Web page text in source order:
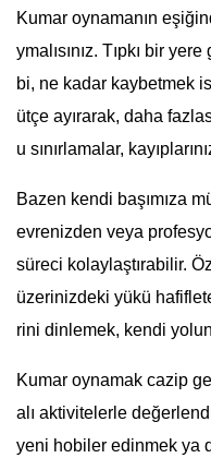
Kumar oynamanın
ymalısınız. Tıpkı bir
bi, ne kadar kaybetmek
ütçe ayırarak, daha
u sınırlamalar,
Bazen kendi başımıza
evrenizden veya
süreci kolaylaştırabilir.
üzerinizdeki yükü
rini dinlemek, kendi
Kumar oynamak cazip
alı aktivitelerle
yeni hobiler edinmek ya